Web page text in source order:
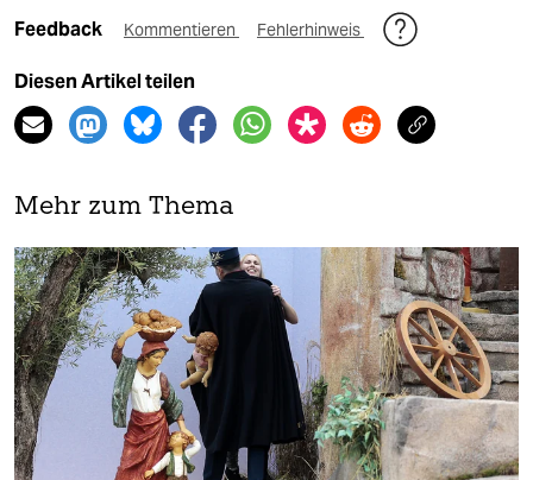
Feedback Kommentieren Fehlerhinweis
Diesen Artikel teilen
Mehr zum Thema